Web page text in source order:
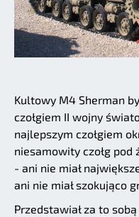
Kultowy M4 Sherman
czołgiem II wojny
najlepszym czołgiem
niesamowity czołg
- ani nie miał
ani nie miał szokująco
Przedstawiał za to